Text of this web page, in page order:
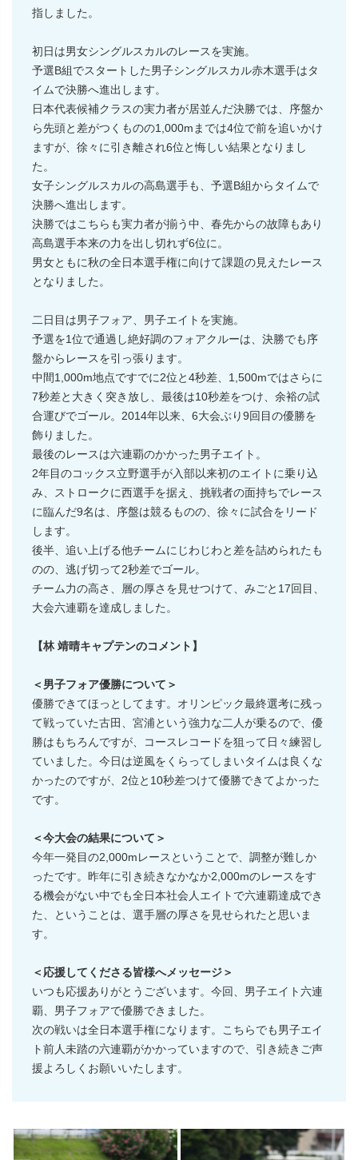
指しました。
初日は男女シングルスカルのレースを実施。
予選B組でスタートした男子シングルスカル赤木選手はタ
イムで決勝へ進出します。
日本代表候補クラスの実力者が居並んだ決勝では、序盤か
ら先頭と差がつくものの1,000mまでは4位で前を追いかけ
ますが、徐々に引き離され6位と悔しい結果となりまし
た。
女子シングルスカルの高島選手も、予選B組からタイムで
決勝へ進出します。
決勝ではこちらも実力者が揃う中、春先からの故障もあり
高島選手本来の力を出し切れず6位に。
男女ともに秋の全日本選手権に向けて課題の見えたレース
となりました。
二日目は男子フォア、男子エイトを実施。
予選を1位で通過し絶好調のフォアクルーは、決勝でも序
盤からレースを引っ張ります。
中間1,000m地点ですでに2位と4秒差、1,500mではさらに
7秒差と大きく突き放し、最後は10秒差をつけ、余裕の試
合運びでゴール。2014年以来、6大会ぶり9回目の優勝を
飾りました。
最後のレースは六連覇のかかった男子エイト。
2年目のコックス立野選手が入部以来初のエイトに乗り込
み、ストロークに西選手を据え、挑戦者の面持ちでレース
に臨んだ9名は、序盤は競るものの、徐々に試合をリード
します。
後半、追い上げる他チームにじわじわと差を詰められたも
のの、逃げ切って2秒差でゴール。
チーム力の高さ、層の厚さを見せつけて、みごと17回目、
大会六連覇を達成しました。
【林 靖晴キャプテンのコメント】
＜男子フォア優勝について＞
優勝できてほっとしてます。オリンピック最終選考に残っ
て戦っていた古田、宮浦という強力な二人が乗るので、優
勝はもちろんですが、コースレコードを狙って日々練習し
ていました。今日は逆風をくらってしまいタイムは良くな
かったのですが、2位と10秒差つけて優勝できてよかった
です。
＜今大会の結果について＞
今年一発目の2,000mレースということで、調整が難しか
ったです。昨年に引き続きなかなか2,000mのレースをす
る機会がない中でも全日本社会人エイトで六連覇達成でき
た、ということは、選手層の厚さを見せられたと思いま
す。
＜応援してくださる皆様へメッセージ＞
いつも応援ありがとうございます。今回、男子エイト六連
覇、男子フォアで優勝できました。
次の戦いは全日本選手権になります。こちらでも男子エイ
ト前人未踏の六連覇がかかっていますので、引き続きご声
援よろしくお願いいたします。